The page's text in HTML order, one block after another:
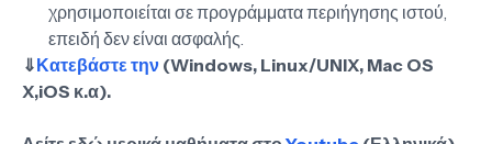
χρησιμοποιείται σε προγράμματα περιήγησης ιστού,
επειδή δεν είναι ασφαλής.
⇓Κατεβάστε την (Windows, Linux/UNIX, Mac OS
X,iOS κ.α).